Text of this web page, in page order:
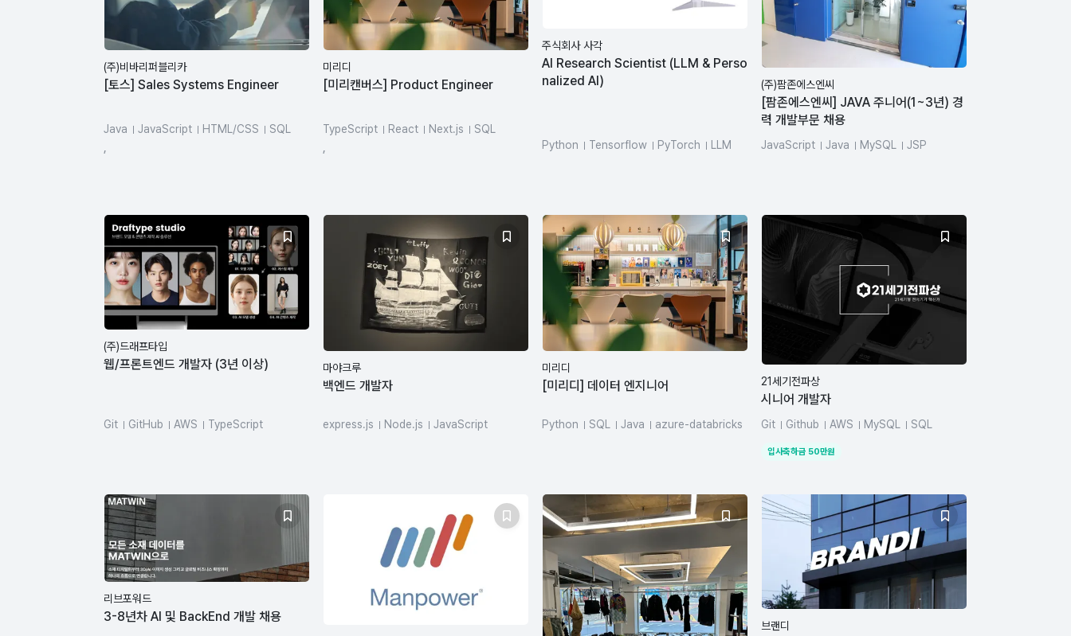
(주)비바리퍼블리카
[토스] Sales Systems Engineer
Java JavaScript HTML/CSS
SQL
미리디
[미리캔버스] Product Engineer
TypeScript React Next.js
SQL
주식회사 사각
AI Research Scientist (LLM & Perso
nalized AI)
Python Tensorflow PyTorch
LLM
(주)팜존에스엔씨
[팜존에스엔씨] JAVA 주니어(1~3년) 경
력 개발부문 채용
JavaScript Java MySQL
JSP
(주)드래프타입
웹/프론트엔드 개발자 (3년 이상)
Git GitHub AWS
TypeScript
마야크루
백엔드 개발자
express.js Node.js
JavaScript
미리디
[미리디] 데이터 엔지니어
Python SQL Java
azure-databricks
21세기전파상
시니어 개발자
Git Github AWS MySQL
SQL
Node.js
입사축하금 50만원
리브포워드
3-8년차 AI 및 BackEnd 개발 채용
브랜디